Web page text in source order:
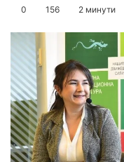
o
0 156 2 минути